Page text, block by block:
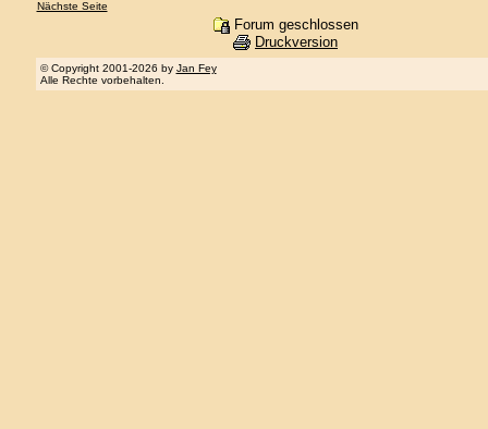
Nächste Seite
Forum geschlossen
Druckversion
© Copyright 2001-2026 by Jan Fey
Alle Rechte vorbehalten.